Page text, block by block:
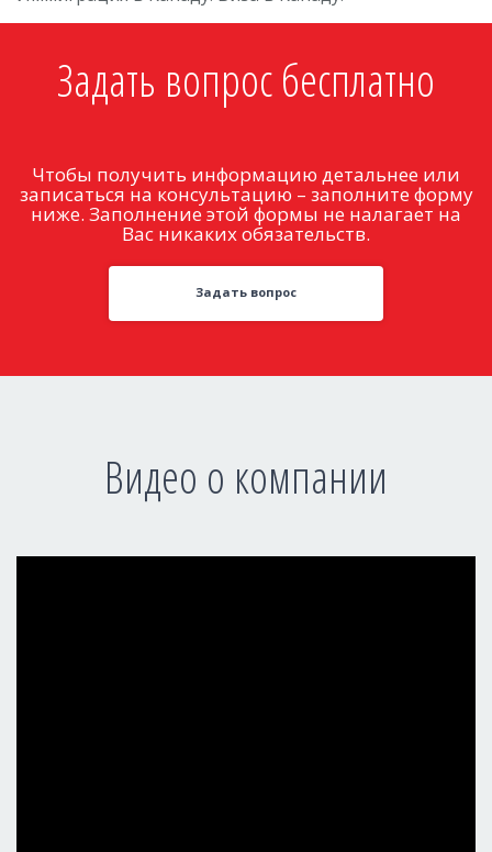
Задать вопрос бесплатно
Чтобы получить информацию детальнее или
записаться на консультацию – заполните форму
ниже. Заполнение этой формы не налагает на
Вас никаких обязательств.
Задать вопрос
Видео о компании